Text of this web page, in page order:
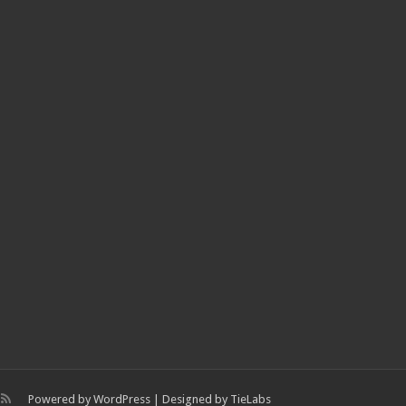
Powered by WordPress| Designed by TieLabs